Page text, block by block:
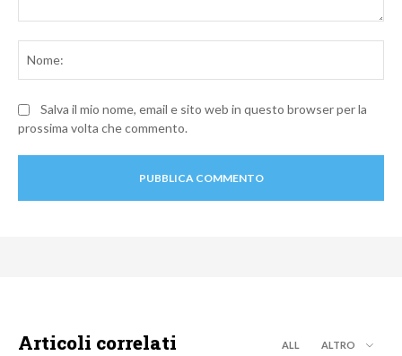
Salva il mio nome, email e sito web in questo browser per la
prossima volta che commento.
Articoli correlati ALL ALTRO